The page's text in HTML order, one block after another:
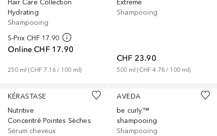
Hair Care Collection
Hydrating
Shampooing
S-Prix CHF 17.90
Online CHF 17.90
250 ml (CHF 7.16 / 100 ml)
Extreme
Shampooing
CHF 23.90
500 ml (CHF 4.78 / 100 ml)
KÉRASTASE
Nutritive
Concentré Pointes Sèches
Sérum cheveux
AVEDA
be curly™
shampooing
Shampooing